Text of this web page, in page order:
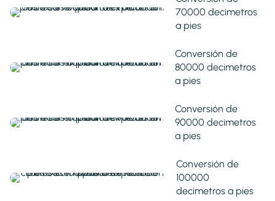
70000 decimetros
a pies
Conversión de
80000 decimetros
a pies
Conversión de
90000 decimetros
a pies
Conversión de
100000
decimetros a pies